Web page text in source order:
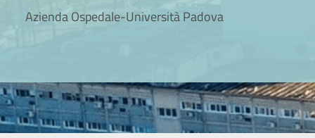
Azienda Ospedale-Università Padova